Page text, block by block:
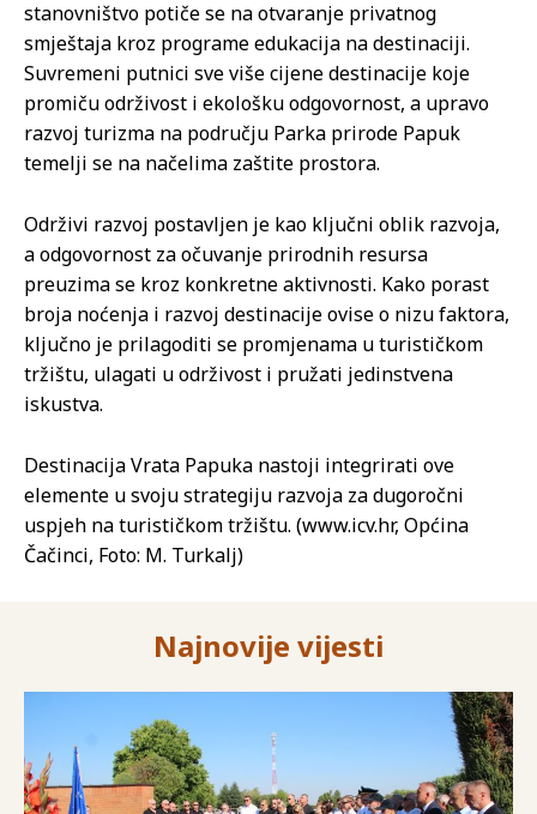
stanovništvo potiče se na otvaranje privatnog
smještaja kroz programe edukacija na destinaciji.
Suvremeni putnici sve više cijene destinacije koje
promiču održivost i ekološku odgovornost, a upravo
razvoj turizma na području Parka prirode Papuk
temelji se na načelima zaštite prostora.
Održivi razvoj postavljen je kao ključni oblik razvoja,
a odgovornost za očuvanje prirodnih resursa
preuzima se kroz konkretne aktivnosti. Kako porast
broja noćenja i razvoj destinacije ovise o nizu faktora,
ključno je prilagoditi se promjenama u turističkom
tržištu, ulagati u održivost i pružati jedinstvena
iskustva.
Destinacija Vrata Papuka nastoji integrirati ove
elemente u svoju strategiju razvoja za dugoročni
uspjeh na turističkom tržištu. (www.icv.hr, Općina
Čačinci, Foto: M. Turkalj)
Najnovije vijesti